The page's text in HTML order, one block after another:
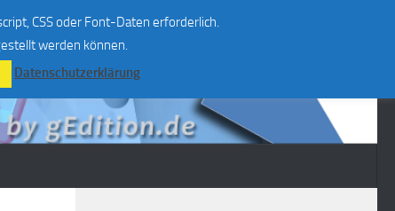
CSS oder Font-Daten erforderlich.
werden können.
Datenschutzerklärung